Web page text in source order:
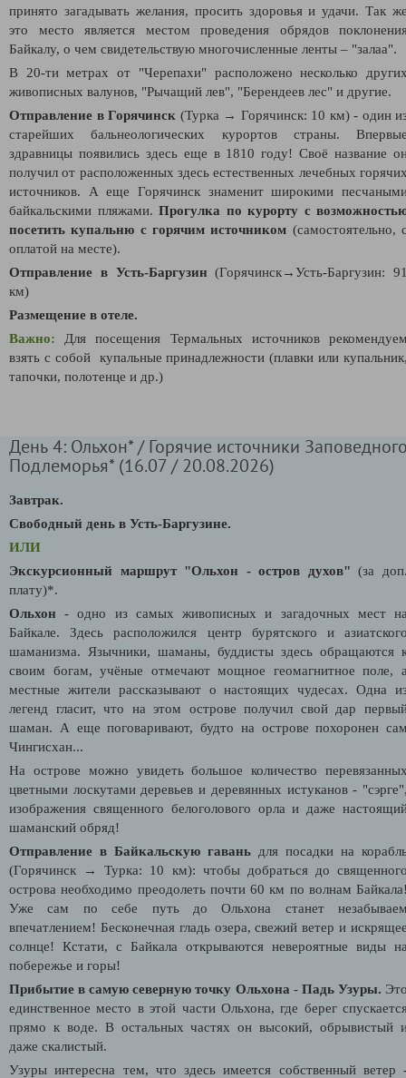
принято загадывать желания, просить здоровья и удачи. Так
это место является местом проведения обрядов
Байкалу, о чем свидетельствую многочисленные ленты – "залаа".
В 20-ти метрах от "Черепахи" расположено несколько
живописных валунов, "Рычащий лев", "Берендеев лес" и другие.
Отправление в Горячинск (Турка → Горячинск: 10 км) - один
старейших бальнеологических курортов страны.
здравницы появились здесь еще в 1810 году! Своё название
получил от расположенных здесь естественных лечебных
источников. А еще Горячинск знаменит широкими
байкальскими пляжами. Прогулка по курорту с
посетить купальню с горячим источником (самостоятельно,
оплатой на месте).
Отправление в Усть-Баргузин (Горячинск→Усть-Баргузин:
км)
Размещение в отеле.
Важно: Для посещения Термальных источников
взять с собой купальные принадлежности (плавки или
тапочки, полотенце и др.)
День 4: Ольхон* / Горячие источники
Подлеморья* (16.07 / 20.08.2026)
Завтрак.
Свободный день в Усть-Баргузине.
ИЛИ
Экскурсионный маршрут "Ольхон - остров духов"(за
плату)*.
Ольхон - одно из самых живописных и загадочных мест
Байкале. Здесь расположился центр бурятского и
шаманизма. Язычники, шаманы, буддисты здесь обращаются
своим богам, учёные отмечают мощное геомагнитное поле,
местные жители рассказывают о настоящих чудесах. Одна
легенд гласит, что на этом острове получил свой дар
шаман. А еще поговаривают, будто на острове похоронен
Чингисхан...
На острове можно увидеть большое количество
цветными лоскутами деревьев и деревянных истуканов -
изображения священного белоголового орла и даже
шаманский обряд!
Отправление в Байкальскую гавань для посадки на
(Горячинск → Турка: 10 км): чтобы добраться до
острова необходимо преодолеть почти 60 км по волнам
Уже сам по себе путь до Ольхона станет
впечатлением! Бесконечная гладь озера, свежий ветер и
солнце! Кстати, с Байкала открываются невероятные виды
побережье и горы!
Прибытие в самую северную точку Ольхона - Падь Узуры.
единственное место в этой части Ольхона, где берег
прямо к воде. В остальных частях он высокий, обрывистый
даже скалистый.
Узуры интересна тем, что здесь имеется собственный ветер